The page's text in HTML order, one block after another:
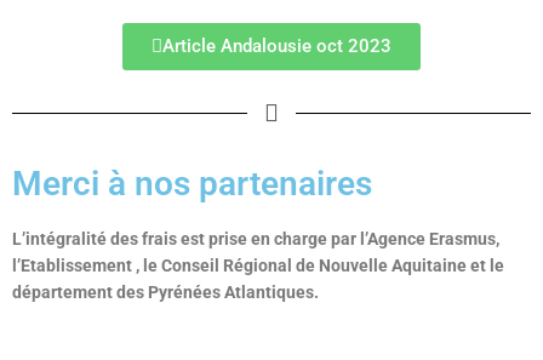
Article Andalousie oct 2023
Merci à nos partenaires
L’intégralité des frais est prise en charge par l’Agence Erasmus,
l’Etablissement , le Conseil Régional de Nouvelle Aquitaine et le
département des Pyrénées Atlantiques.